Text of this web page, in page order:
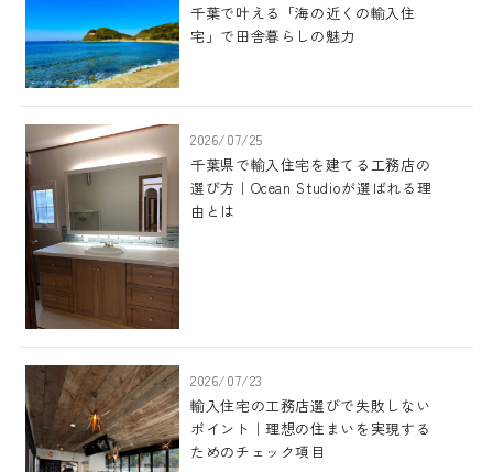
千葉で叶える「海の近くの輸入住
宅」で田舎暮らしの魅力
2026/07/25
千葉県で輸入住宅を建てる工務店の
選び方｜Ocean Studioが選ばれる理
由とは
2026/07/23
輸入住宅の工務店選びで失敗しない
ポイント｜理想の住まいを実現する
ためのチェック項目